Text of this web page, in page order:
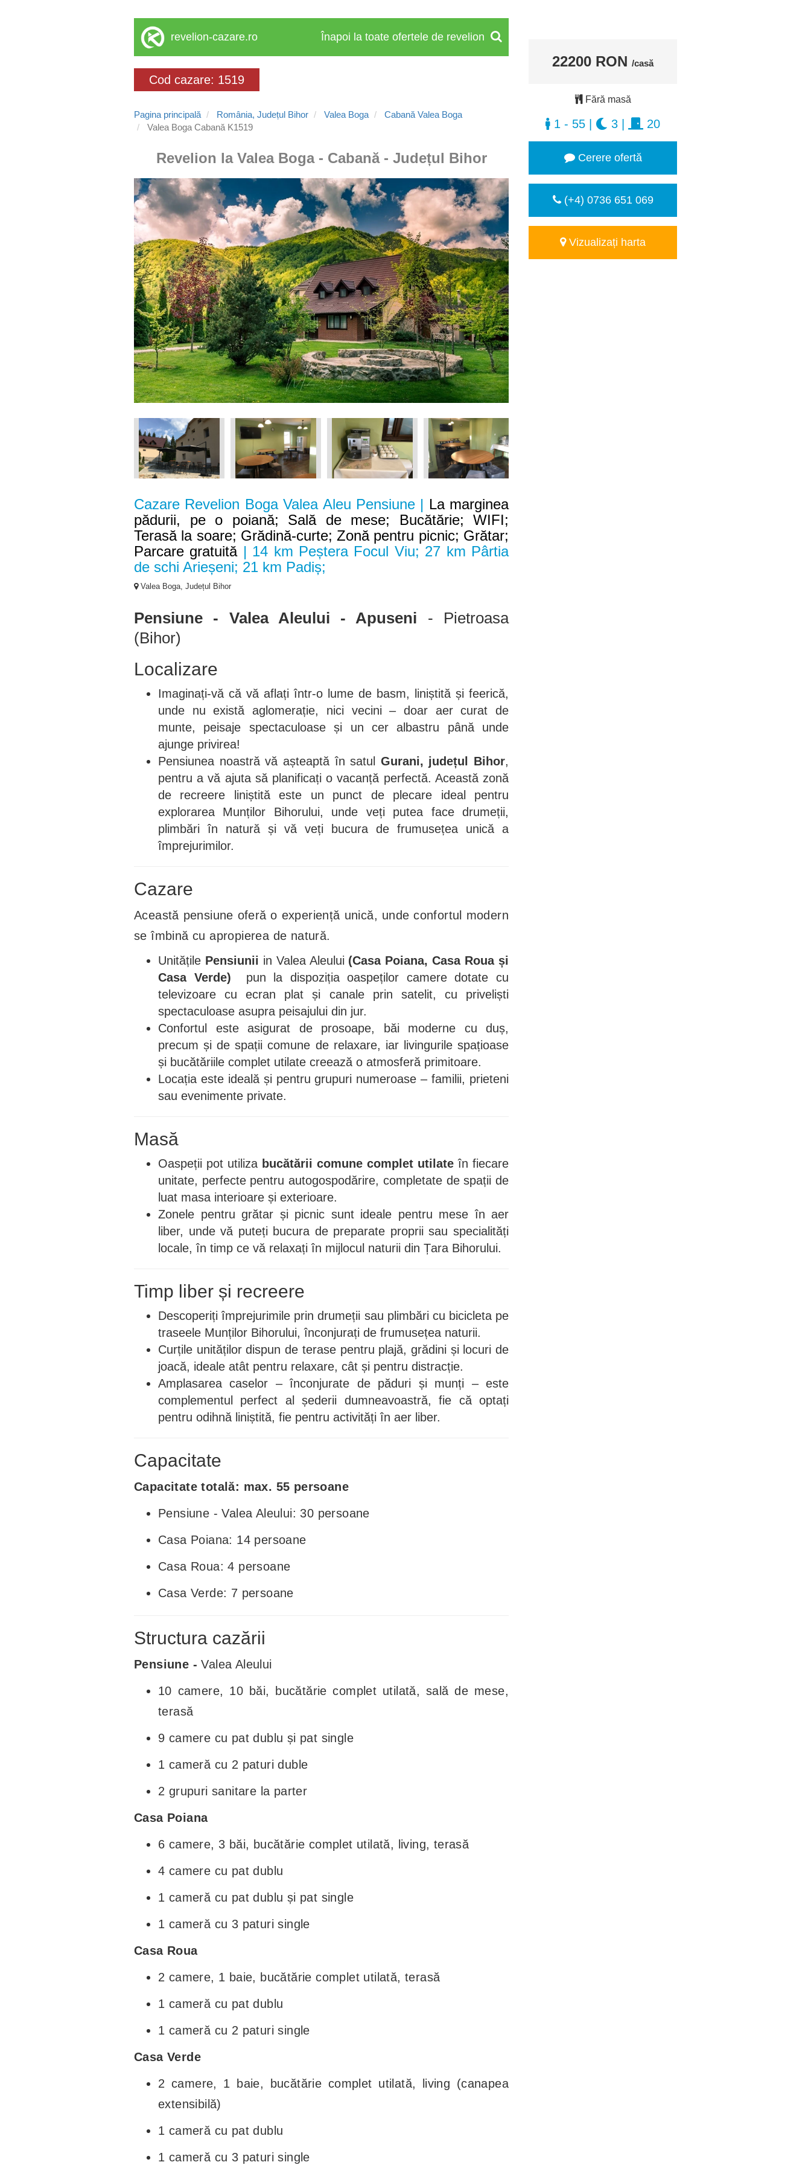
revelion-cazare.ro Înapoi la toate ofertele de revelion
Cod cazare: 1519
Pagina principală România, Județul Bihor Valea Boga
Cabană Valea Boga
Valea Boga Cabană K1519
Revelion la Valea Boga - Cabană - Județul Bihor
Cazare Revelion Boga Valea Aleu Pensiune | La marginea
pădurii, pe o poiană; Sală de mese; Bucătărie; WIFI;
Terasă la soare; Grădină-curte; Zonă pentru picnic; Grătar;
Parcare gratuită| 14 km Peștera Focul Viu; 27 km Pârtia
de schi Arieșeni; 21 km Padiș;
Valea Boga, Județul Bihor
Pensiune - Valea Aleului - Apuseni - Pietroasa
(Bihor)
Localizare
Imaginați-vă că vă aflați într-o lume de basm, liniștită și feerică,
unde nu există aglomerație, nici vecini – doar aer curat de
munte, peisaje spectaculoase și un cer albastru până unde
ajunge privirea!
Pensiunea noastră vă așteaptă în satul Gurani, județul Bihor,
pentru a vă ajuta să planificați o vacanță perfectă. Această zonă
de recreere liniștită este un punct de plecare ideal pentru
explorarea Munților Bihorului, unde veți putea face drumeții,
plimbări în natură și vă veți bucura de frumusețea unică a
împrejurimilor.
Cazare
Această pensiune oferă o experiență unică, unde confortul modern
se îmbină cu apropierea de natură.
Unitățile Pensiunii in Valea Aleului (Casa Poiana, Casa Roua și
Casa Verde) pun la dispoziția oaspeților camere dotate cu
televizoare cu ecran plat și canale prin satelit, cu priveliști
spectaculoase asupra peisajului din jur.
Confortul este asigurat de prosoape, băi moderne cu duș,
precum și de spații comune de relaxare, iar livingurile spațioase
și bucătăriile complet utilate creează o atmosferă primitoare.
Locația este ideală și pentru grupuri numeroase – familii, prieteni
sau evenimente private.
Masă
Oaspeții pot utiliza bucătării comune complet utilate în fiecare
unitate, perfecte pentru autogospodărire, completate de spații de
luat masa interioare și exterioare.
Zonele pentru grătar și picnic sunt ideale pentru mese în aer
liber, unde vă puteți bucura de preparate proprii sau specialități
locale, în timp ce vă relaxați în mijlocul naturii din Țara Bihorului.
Timp liber și recreere
Descoperiți împrejurimile prin drumeții sau plimbări cu bicicleta pe
traseele Munților Bihorului, înconjurați de frumusețea naturii.
Curțile unităților dispun de terase pentru plajă, grădini și locuri de
joacă, ideale atât pentru relaxare, cât și pentru distracție.
Amplasarea caselor – înconjurate de păduri și munți – este
complementul perfect al șederii dumneavoastră, fie că optați
pentru odihnă liniștită, fie pentru activități în aer liber.
Capacitate
Capacitate totală: max. 55 persoane
Pensiune - Valea Aleului: 30 persoane
Casa Poiana: 14 persoane
Casa Roua: 4 persoane
Casa Verde: 7 persoane
Structura cazării
Pensiune -Valea Aleului
10 camere, 10 băi, bucătărie complet utilată, sală de mese,
terasă
9 camere cu pat dublu și pat single
1 cameră cu 2 paturi duble
2 grupuri sanitare la parter
Casa Poiana
6 camere, 3 băi, bucătărie complet utilată, living, terasă
4 camere cu pat dublu
1 cameră cu pat dublu și pat single
1 cameră cu 3 paturi single
Casa Roua
2 camere, 1 baie, bucătărie complet utilată, terasă
1 cameră cu pat dublu
1 cameră cu 2 paturi single
Casa Verde
2 camere, 1 baie, bucătărie complet utilată, living (canapea
extensibilă)
1 cameră cu pat dublu
1 cameră cu 3 paturi single
22200 RON /casă
Fără masă
1 - 55 3 20
Cerere ofertă
(+4) 0736 651 069
Vizualizați harta